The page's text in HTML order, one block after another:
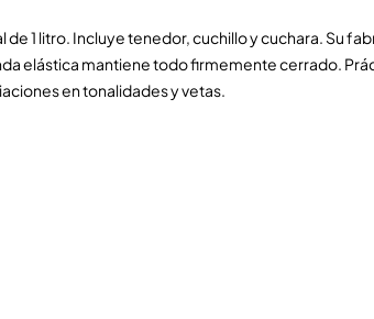
1 litro. Incluye tenedor, cuchillo y cuchara. Su
elástica mantiene todo firmemente cerrado.
en tonalidades y vetas.